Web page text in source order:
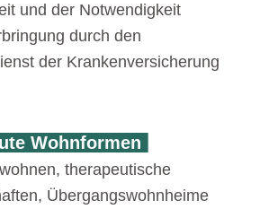
und der Notwendigkeit
durch den
der Krankenversicherung
Wohnformen
therapeutische
Übergangswohnheime